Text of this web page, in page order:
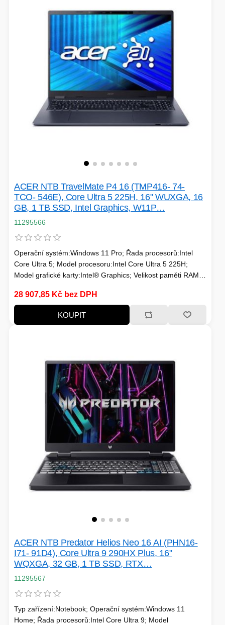
ACER NTB TravelMate P4 16 (TMP416- 74-
TCO- 546E), Core Ultra 5 225H, 16" WUXGA, 16
GB, 1 TB SSD, Intel Graphics, W11P…
11295566
Operační systém:Windows 11 Pro; Řada procesorů:Intel
Core Ultra 5; Model procesoru:Intel Core Ultra 5 225H;
Model grafické karty:Intel® Graphics; Velikost paměti RAM
displeje:1920x1200; Formát obrazovky:16:10; Povrchová
úprava displeje:Matný; SSD Kapacita (GB):1024
28 907,85 Kč bez DPH
KOUPIT
ACER NTB Predator Helios Neo 16 AI (PHN16-
I71- 91D4), Core Ultra 9 290HX Plus, 16"
WQXGA, 32 GB, 1 TB SSD, RTX…
11295567
Typ zařízení:Notebook; Operační systém:Windows 11
Home; Řada procesorů:Intel Core Ultra 9; Model